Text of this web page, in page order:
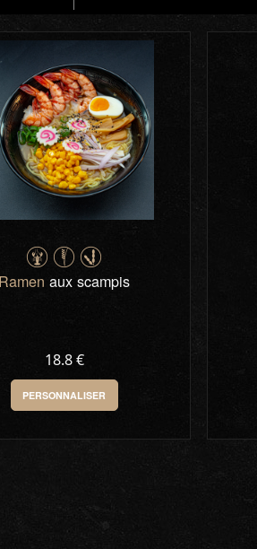
Ramen aux scampis
18.8 €
PERSONNALISER